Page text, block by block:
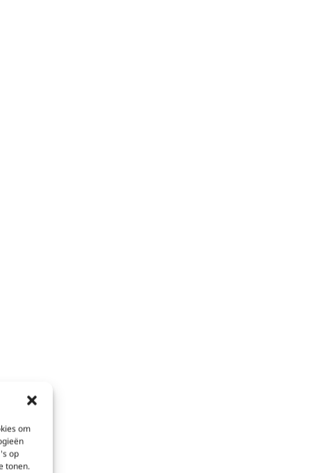
om
op
tonen.